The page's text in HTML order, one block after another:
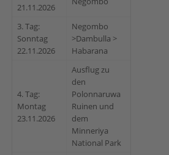
21.11.2026
3. Tag:
Sonntag
22.11.2026
Negombo
>Dambulla >
Habarana
4. Tag:
Montag
23.11.2026
Ausflug zu
den
Polonnaruwa
Ruinen und
dem
Minneriya
National Park